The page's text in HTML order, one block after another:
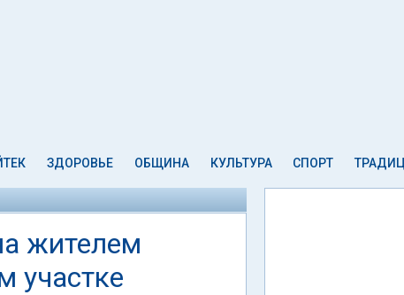
ЗДОРОВЬЕ ОБЩИНА КУЛЬТУРА СПОРТ
жителем
участке